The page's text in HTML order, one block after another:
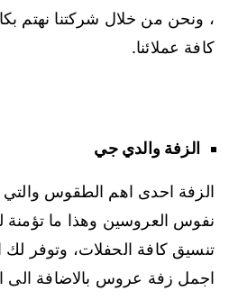
، ونحن من خلال شركتنا نهتم
كافة عملائنا.
الزفة والدي جي
الزفة احدى اهم الطقوس
نفوس العروسين وهذا ما
تنسيق كافة الحفلات، وتوفر
اجمل زفة عروس بالاضافة الى